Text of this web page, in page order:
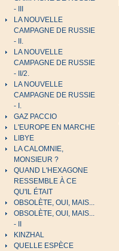
- III
LA NOUVELLE
CAMPAGNE DE RUSSIE
- II.
LA NOUVELLE
CAMPAGNE DE RUSSIE
- II/2.
LA NOUVELLE
CAMPAGNE DE RUSSIE
- I.
GAZ PACCIO
L'EUROPE EN MARCHE
LIBYE
LA CALOMNIE,
MONSIEUR ?
QUAND L'HEXAGONE
RESSEMBLE À CE
QU'IL ÉTAIT
OBSOLÈTE, OUI, MAIS...
OBSOLÈTE, OUI, MAIS...
- II
KINZHAL
QUELLE ESPÈCE